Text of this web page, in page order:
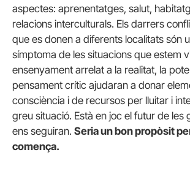
aspectes: aprenentatges, salut,
relacions interculturals. Els darrers
que es donen a diferents localitats són
símptoma de les situacions que estem
ensenyament arrelat a la realitat, la
pensament crític ajudaran a donar
consciència i de recursos per lluitar i
greu situació. Està en joc el futur de les
ens seguiran. Seria un bon propòsit
comença.